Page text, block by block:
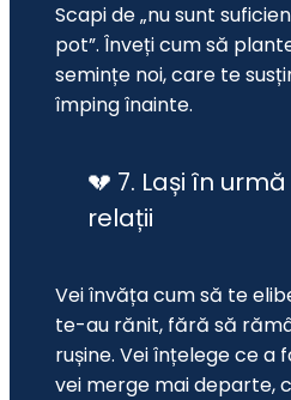
Scapi de „nu sunt
pot”. Înveți cum să
semințe noi, care te
împing înainte.
💔 7. Lași în
relații
Vei învăța cum să te
te-au rănit, fără să
rușine. Vei înțelege ce a
vei merge mai departe,